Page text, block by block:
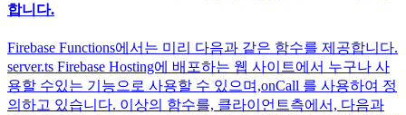
합니다.
Firebase Functions에서는 미리 다음과 같은 함수를 제공합니다.
server.ts Firebase Hosting에 배포하는 웹 사이트에서 누구나 사
용할 수있는 기능으로 사용할 수 있으며,onCall 를 사용하여 정
의하고 있습니다. 이상의 함수를, 클라이언트측에서, 다음과